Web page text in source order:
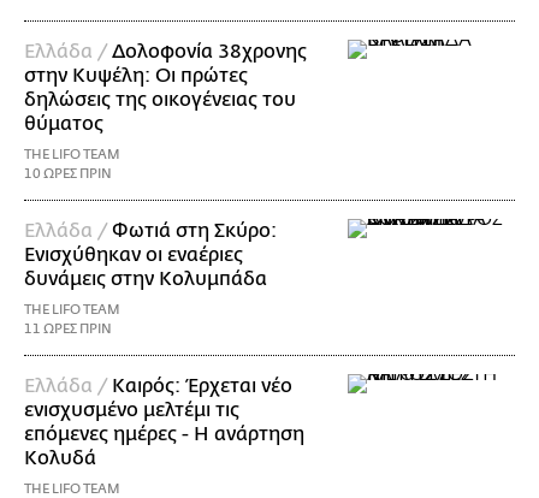
Ελλάδα /Δολοφονία 38χρονης
στην Κυψέλη: Οι πρώτες
δηλώσεις της οικογένειας του
θύματος
THE LIFO TEAM
10 ΩΡΕΣ ΠΡΙΝ
Ελλάδα /Φωτιά στη Σκύρο:
Ενισχύθηκαν οι εναέριες
δυνάμεις στην Κολυμπάδα
THE LIFO TEAM
11 ΩΡΕΣ ΠΡΙΝ
Ελλάδα / Καιρός: Έρχεται νέο
ενισχυσμένο μελτέμι τις
επόμενες ημέρες - Η ανάρτηση
Κολυδά
THE LIFO TEAM